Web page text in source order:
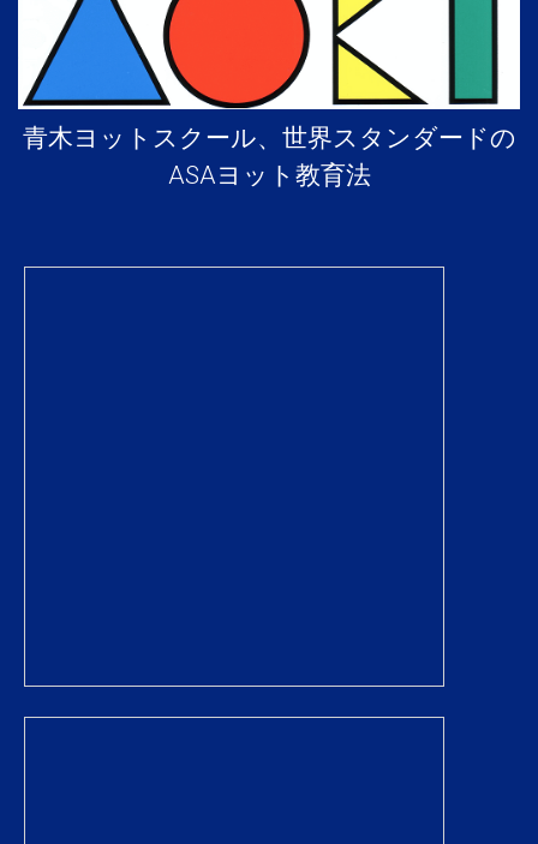
青木ヨットスクール、世界スタンダードの
ASAヨット教育法